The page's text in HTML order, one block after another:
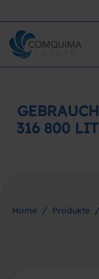
316 800
Home / Produkte /